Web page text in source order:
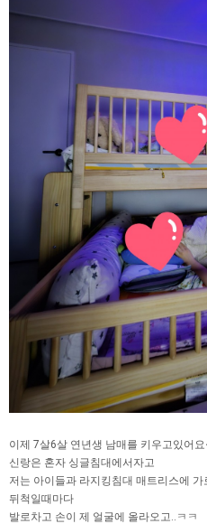
이제 7살6살 연년생 남매를 키우고있어
신랑은 혼자 싱글침대에서자고
저는 아이들과 라지킹침대 매트리스에
뒤척일때마다
발로차고 손이 제 얼굴에 올라오고..ㅋㅋ